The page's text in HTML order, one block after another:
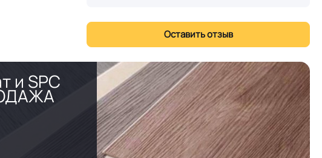
и SPC